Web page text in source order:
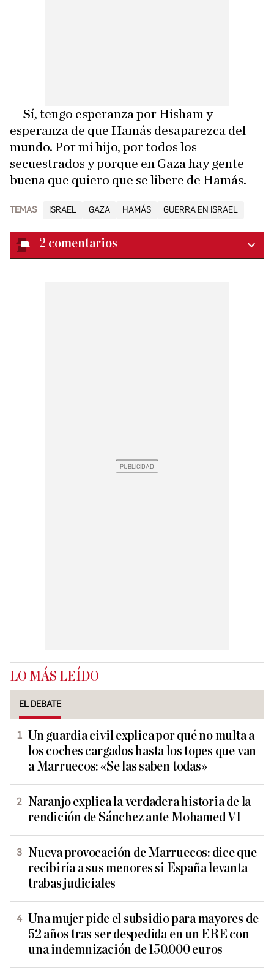
— Sí, tengo esperanza por Hisham y
esperanza de que Hamás desaparezca del
mundo. Por mi hijo, por todos los
secuestrados y porque en Gaza hay gente
buena que quiero que se libere de Hamás.
TEMAS ISRAEL GAZA HAMÁS GUERRA EN ISRAEL
2 comentarios
LO MÁS LEÍDO
EL DEBATE
Un guardia civil explica por qué no multa a
los coches cargados hasta los topes que van
a Marruecos: «Se las saben todas»
Naranjo explica la verdadera historia de la
rendición de Sánchez ante Mohamed VI
Nueva provocación de Marruecos: dice que
recibiría a sus menores si España levanta
trabas judiciales
Una mujer pide el subsidio para mayores de
52 años tras ser despedida en un ERE con
una indemnización de 150.000 euros